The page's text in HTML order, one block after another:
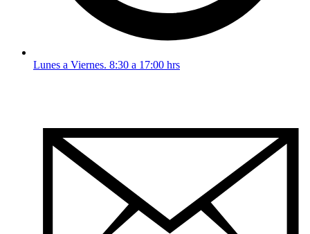
Lunes a Viernes. 8:30 a 17:00 hrs